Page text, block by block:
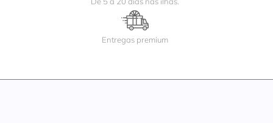
Entregas premium